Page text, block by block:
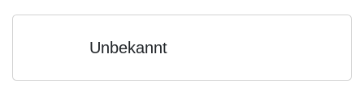
Unbekannt